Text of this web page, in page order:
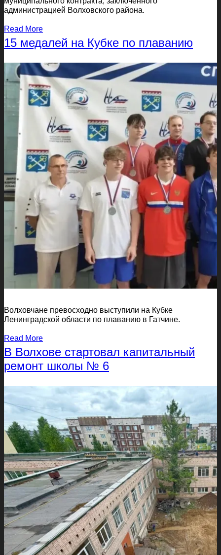
администрацией Волховского района.
Read More
15 медалей на Кубке по плаванию
Волховчане превосходно выступили на Кубке
Ленинградской области по плаванию в Гатчине.
Read More
В Волхове стартовал капитальный
ремонт школы № 6